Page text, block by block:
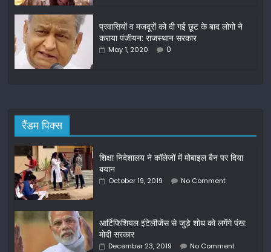
प्रवासियों व मजदूरों को दी गई छूट के बाद लोगो ने
कराया पंजीयन: राजस्थान सरकार
May 1, 2020 0
रैंडम पिक्स
शिक्षा निदेशालय ने कॉलेजों में मोबाइल बैन पर दिया
बयान
October 19, 2019 No Comment
आर्टिफिशियल इंटेलीजेंस से जुड़े शोध को लगेंगे पंख:
मोदी सरकार
December 23, 2019 No Comment